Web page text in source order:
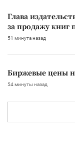
Глава
за продажу книг
51 минута назад
Биржевые цены
54 минуты назад